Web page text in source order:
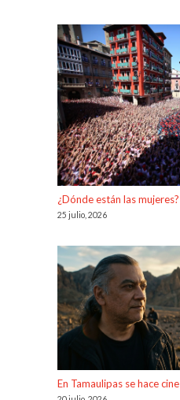
¿Dónde están las mujeres?
25 julio, 2026
En Tamaulipas se hace cine